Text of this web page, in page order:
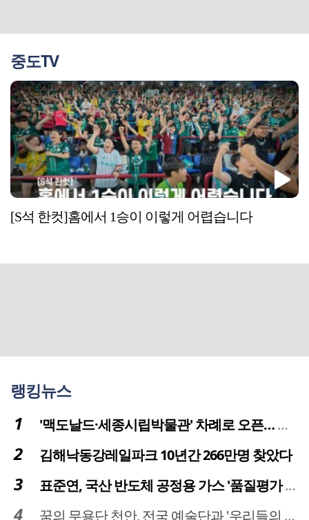
중도TV
[S석 한컷]홈에서 1승이 이렇게 어렵습니다
랭킹뉴스
'맥도날드·세종시립박물관' 차례로 오픈… 고운동 정주여건 좋아진다
김해낙동강레일파크 10년간 266만명 찾았다
표준연, 국산 반도체 공정용 가스 '품질평가 체계' 구축
꿈의 무용단 천안, 전국 예술단과 '우리들의 하모니' 선보여